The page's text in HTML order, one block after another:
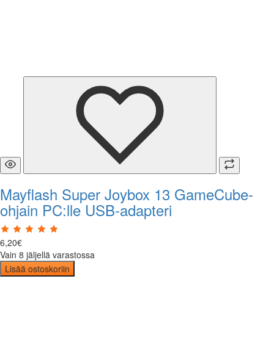
Mayflash Super Joybox 13 GameCube-
ohjain PC:lle USB-adapteri
6,20€
Vain 8 jäljellä varastossa
Lisää ostoskoriin